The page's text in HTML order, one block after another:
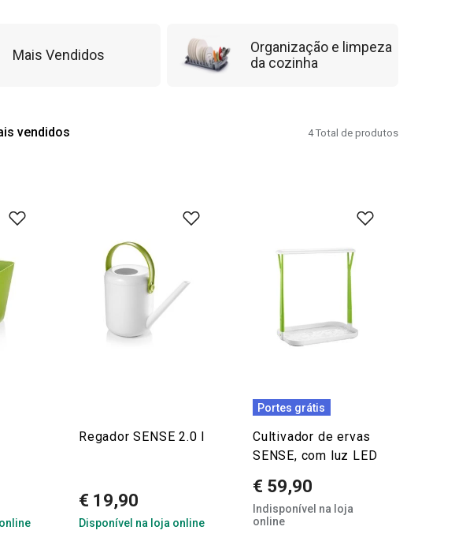
Mais Vendidos
Organização e limpeza
da cozinha
vendidos 4Total de produtos
Regador SENSE 2.0 l
€ 19,90
Disponível na loja online
Portes grátis
Cultivador de ervas
SENSE, com luz LED
€ 59,90
Indisponível na loja
online